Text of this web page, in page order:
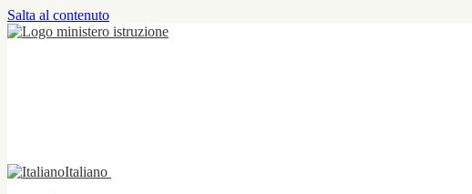
Salta al contenuto
Italiano